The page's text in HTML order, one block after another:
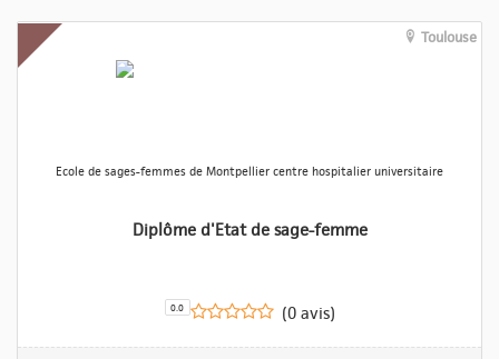
Toulouse
Ecole de sages-femmes de Montpellier centre hospitalier universitaire
Diplôme d'Etat de sage-femme
0.0 (0 avis)